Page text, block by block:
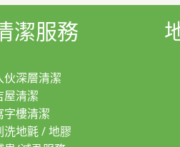
潔服務
伙深層清潔
屋清潔
字樓清潔
洗地氈 / 地膠